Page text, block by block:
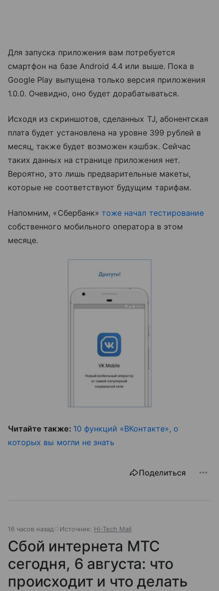
Для запуска приложения вам потребуется
смартфон на базе Android 4.4 или выше. Пока в
Google Play выпущена только версия приложения
1.0.0. Очевидно, оно будет дорабатываться.
Исходя из скриншотов, сделанных TJ, абонентская
плата будет установлена на уровне 399 рублей в
месяц, также будет возможен кэшбэк. Сейчас
таких данных на странице приложения нет.
Вероятно, это лишь предварительные макеты,
которые не соответствуют будущим тарифам.
Напомним, «Сбербанк»тоже начал тестирование
собственного мобильного оператора в этом
месяце.
Читайте также: 10 функций «ВКонтакте», о
которых вы могли не знать
Поделиться
16 часов назад Источник: Hi-Tech Mail
Сбой интернета МТС
сегодня, 6 августа: что
происходит и что делать